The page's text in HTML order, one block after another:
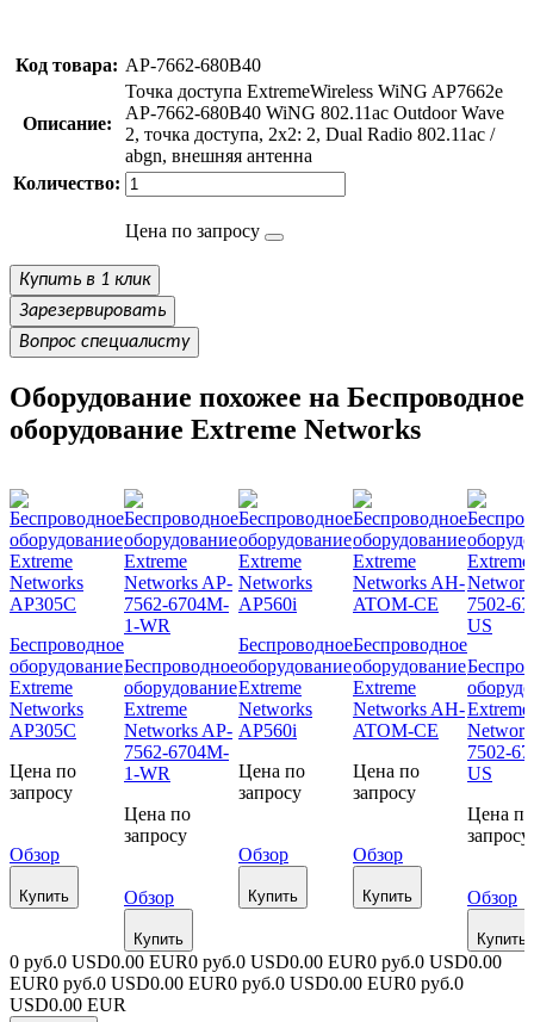
Код товара: AP-7662-680B40
Описание:
Точка доступа ExtremeWireless WiNG AP7662e
AP-7662-680B40 WiNG 802.11ac Outdoor Wave
2, точка доступа, 2x2: 2, Dual Radio 802.11ac /
abgn, внешняя антенна
Количество:
Цена по запросу
Купить в 1 клик
Зарезервировать
Вопрос специалисту
Оборудование похожее на Беспроводное
оборудование Extreme Networks
Беспроводное
оборудование
Extreme
Networks
AP305C
Цена по
запросу
Обзор
Купить
Беспроводное
оборудование
Extreme
Networks AP-
7562-6704M-
1-WR
Цена по
запросу
Обзор
Купить
Беспроводное
оборудование
Extreme
Networks
AP560i
Цена по
запросу
Обзор
Купить
Беспроводное
оборудование
Extreme
Networks AH-
ATOM-CE
Цена по
запросу
Обзор
Купить
Extreme
7502-
US
Цена по
запросу
Обзор
Купить
0 руб.0 USD0.00 EUR0 руб.0 USD0.00 EUR0 руб.0 USD0.00
EUR0 руб.0 USD0.00 EUR0 руб.0 USD0.00 EUR0 руб.0
USD0.00 EUR